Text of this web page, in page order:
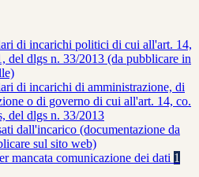
di incarichi politici di cui all'art. 14,
del dlgs n. 33/2013 (da pubblicare in
di incarichi di amministrazione, di
o di governo di cui all'art. 14, co.
del dlgs n. 33/2013
dall'incarico (documentazione da
sul sito web)
mancata comunicazione dei dati 1